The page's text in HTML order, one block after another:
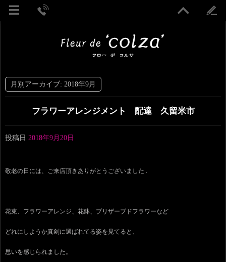
月別アーカイブ: 2018年9月
フラワーアレンジメント 配達 久留米市
投稿日 2018年9月20日
敬老の日には、ご来店頂きありがとうございました .
花束、フラワーアレンジ、花鉢、プリザーブドフラワーなど
どれにしようか真剣に選ばれてる姿を見てると、
思いを感じられました。